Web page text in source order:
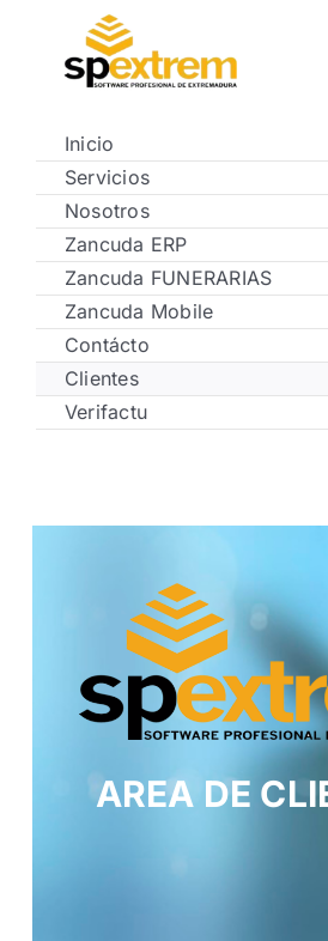
contenido
Inicio
Servicios
Nosotros
Zancuda ERP
Zancuda FUNERARIAS
Zancuda Mobile
Contácto
Clientes
Verifactu
AREA DE